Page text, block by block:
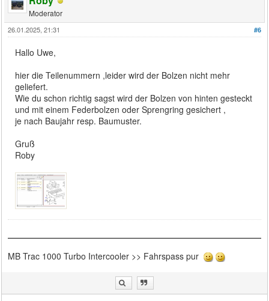
Moderator
#6
26.01.2025, 21:31
Hallo Uwe,
hier die Teilenummern ,leider wird der Bolzen nicht mehr
geliefert.
Wie du schon richtig sagst wird der Bolzen von hinten gesteckt
und mit einem Federbolzen oder Sprengring gesichert ,
je nach Baujahr resp. Baumuster.
Gruß
Roby
MB Trac 1000 Turbo Intercooler >> Fahrspass pur